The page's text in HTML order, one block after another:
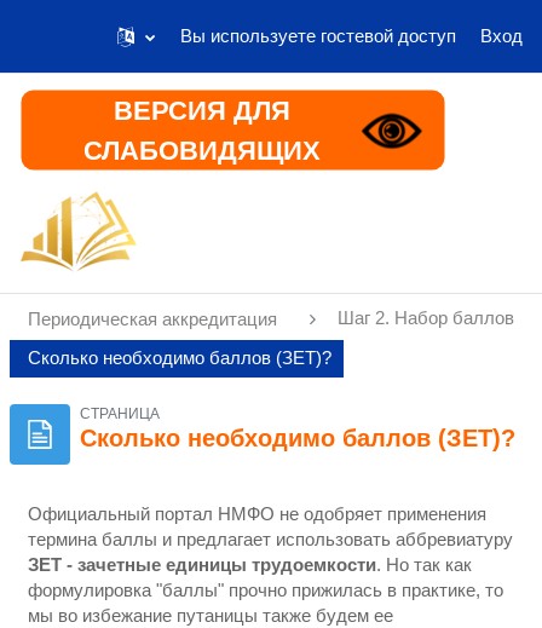
ВЕРСИЯ ДЛЯ
СЛАБОВИДЯЩИХ
Вы используете гостевой доступ Вход
Периодическая аккредитация Шаг 2. Набор баллов
Сколько необходимо баллов (ЗЕТ)?
СТРАНИЦА
Сколько необходимо баллов (ЗЕТ)?
Официальный портал НМФО не одобряет применения
термина баллы и предлагает использовать аббревиатуру
ЗЕТ - зачетные единицы трудоемкости. Но так как
формулировка "баллы" прочно прижилась в практике, то
мы во избежание путаницы также будем ее